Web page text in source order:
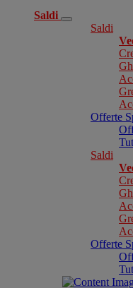
Saldi
Saldi
Offerte
Saldi
Offerte